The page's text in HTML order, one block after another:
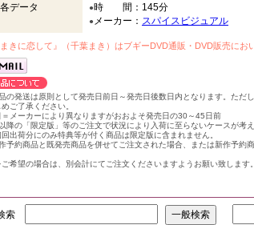
各データ ●時 間：145分
● メーカー： スパイスビジュアル
きに恋して 』（千葉まき）はブギーDVD通販・DVD販売に
の発送は原則として発売日前日～発売日後数日内となります。た
ご了承ください。
メーカーにより異なりますがおおよそ発売日の30～45日前
降の「限定版」等のご注文で状況により入荷に至らないケースが考
出荷分にのみ特典等が付く商品は限定版に含まれません。
予約商品と既発売商品を併せてご注文された場合、または新作予
希望の場合は、別会計にてご注文くださいますようお願い致します。
索